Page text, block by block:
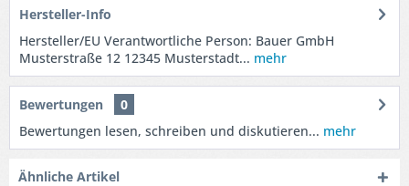
Hersteller-Info
Hersteller/EU Verantwortliche Person: Bauer GmbH
Musterstraße 12 12345 Musterstadt... mehr
Bewertungen
0
Bewertungen lesen, schreiben und diskutieren... mehr
Ähnliche Artikel